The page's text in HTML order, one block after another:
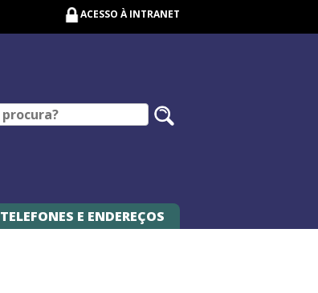
ACESSO À INTRANET
TELEFONES E ENDEREÇOS